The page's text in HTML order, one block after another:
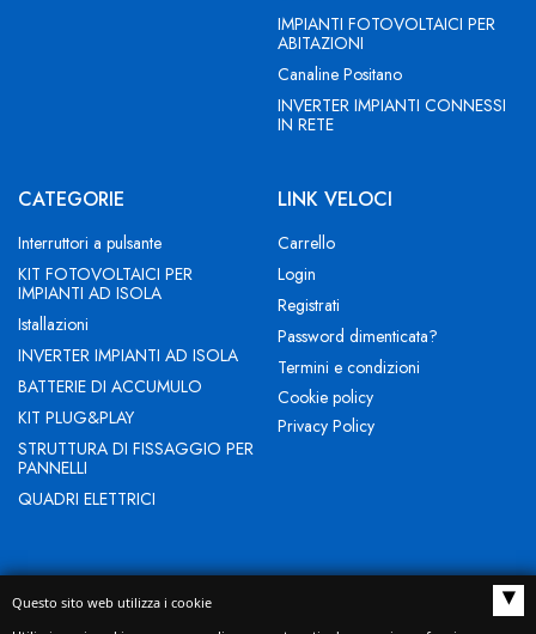
IMPIANTI FOTOVOLTAICI PER
ABITAZIONI
Canaline Positano
INVERTER IMPIANTI CONNESSI
IN RETE
CATEGORIE
Interruttori a pulsante
KIT FOTOVOLTAICI PER
IMPIANTI AD ISOLA
Istallazioni
INVERTER IMPIANTI AD ISOLA
BATTERIE DI ACCUMULO
KIT PLUG&PLAY
STRUTTURA DI FISSAGGIO PER
PANNELLI
QUADRI ELETTRICI
LINK VELOCI
Carrello
Login
Registrati
Password dimenticata?
Termini e condizioni
Cookie policy
Privacy Policy
Questo sito web utilizza i cookie ▴